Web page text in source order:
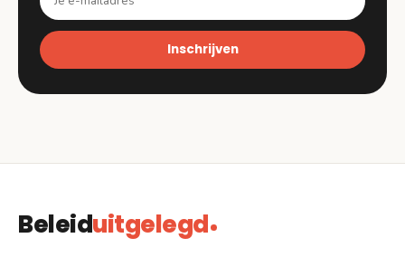
Inschrijven
Beleiduitgelegd